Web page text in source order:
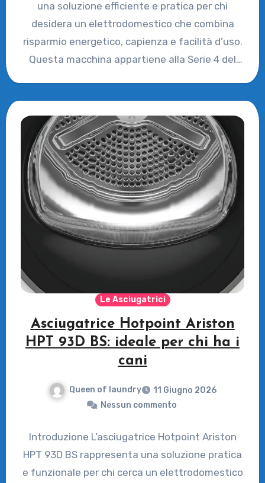
una soluzione efficiente e pratica per chi
desidera un elettrodomestico che combina
risparmio energetico, capienza e facilità d’uso.
Questa macchina appartiene alla Serie 4 del
Le Asciugatrici
Asciugatrice Hotpoint Ariston
HPT 93D BS: ideale per chi ha i
cani
Queen of laundry
11 Giugno 2026
Nessun commento
Introduzione L’asciugatrice Hotpoint Ariston
HPT 93D BS rappresenta una soluzione pratica
e funzionale per chi cerca un elettrodomestico